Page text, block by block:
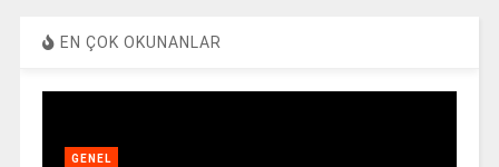
EN ÇOK OKUNANLAR
GENEL